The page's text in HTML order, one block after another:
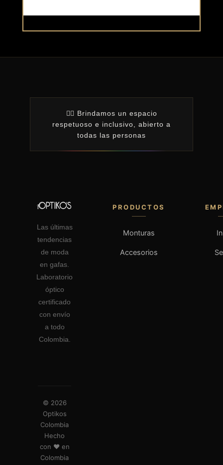
🏳️‍🌈 Brindamos un espacio
respetuoso e inclusivo, abierto a
todas las personas
Las últimas
tendencias
de moda
en gafas.
Laboratorio
óptico
certificado
con envío
a todo
Colombia.
PRODUCTOS
Monturas
Accesorios
© 2026
Optikos
Colombia
Hecho
con ❤️ en
Colombia